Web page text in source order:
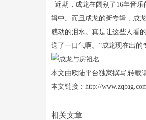
近期，成龙在阔别了16年音
辑中。而且成龙的新专辑，成
感动的泪水。真是让这些人看
送了一口气啊。”成龙现在出的
本文由欧陆平台独家撰写,转载
本文链接：http://
相关文章